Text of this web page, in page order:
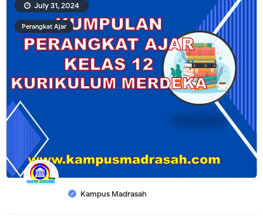
Perangkat Ajar
Kampus Madrasah
July 31, 2024